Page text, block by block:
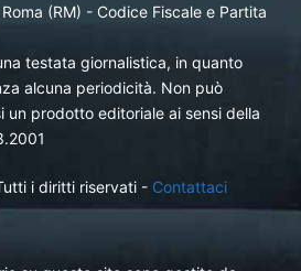
(RM) - Codice Fiscale e Partita
testata giornalistica, in quanto
alcuna periodicità. Non può
un prodotto editoriale ai sensi della
i diritti riservati - Contattaci